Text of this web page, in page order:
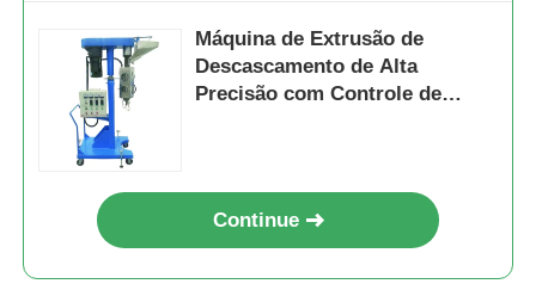
Máquina de Extrusão de
Descascamento de Alta
Precisão com Controle de
Continue